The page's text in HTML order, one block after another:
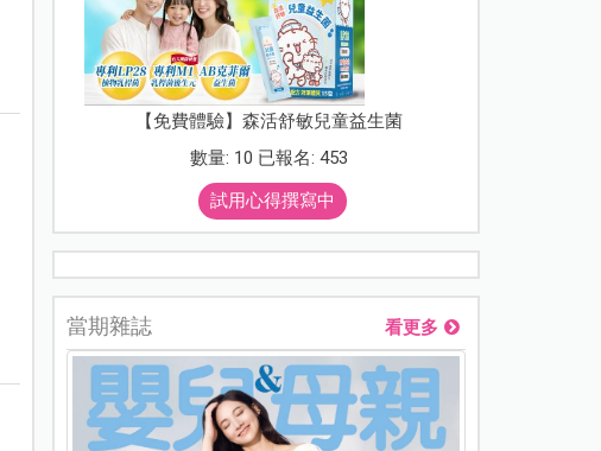
【免費體驗】森活舒敏兒童益生菌
數量: 10 已報名: 453
試用心得撰寫中
當期雜誌 看更多